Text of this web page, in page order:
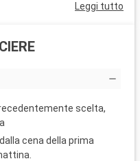
Leggi tutto
scelta,
cena della prima